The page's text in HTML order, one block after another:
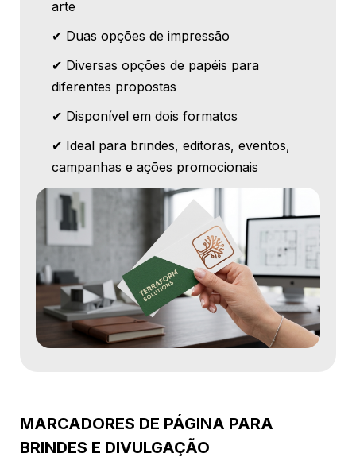
arte
✔ Duas opções de impressão
✔ Diversas opções de papéis para
diferentes propostas
✔ Disponível em dois formatos
✔ Ideal para brindes, editoras, eventos,
campanhas e ações promocionais
MARCADORES DE PÁGINA PARA
BRINDES E DIVULGAÇÃO